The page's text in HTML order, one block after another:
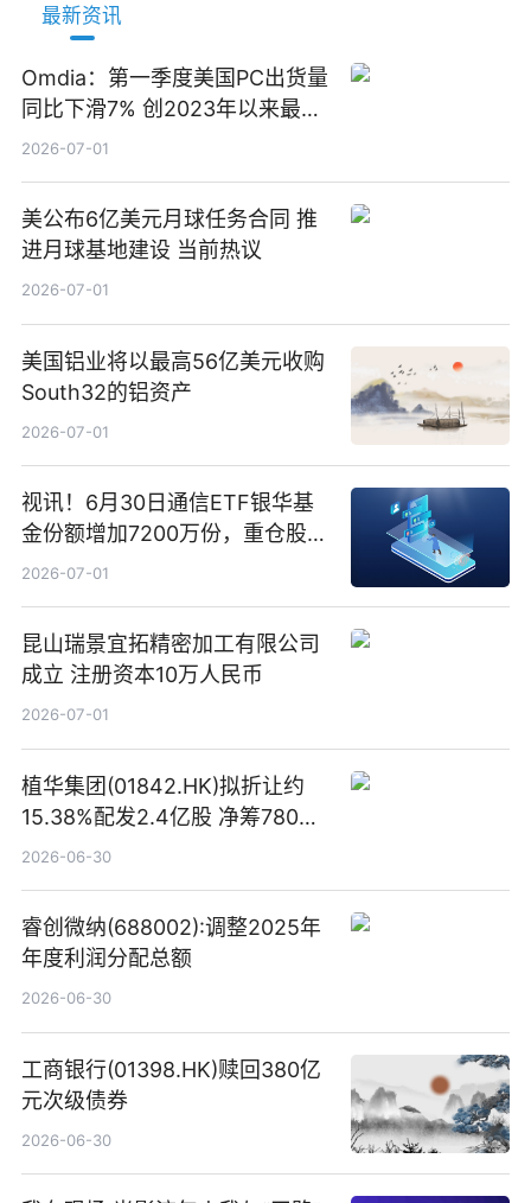
最新资讯
Omdia：第一季度美国PC出货量
同比下滑7% 创2023年以来最大
跌幅
2026-07-01
美公布6亿美元月球任务合同 推
进月球基地建设 当前热议
2026-07-01
美国铝业将以最高56亿美元收购
South32的铝资产
2026-07-01
视讯！6月30日通信ETF银华基
金份额增加7200万份，重仓股新
易盛、中际旭创、立讯精密
2026-07-01
昆山瑞景宜拓精密加工有限公司
成立 注册资本10万人民币
2026-07-01
植华集团(01842.HK)拟折让约
15.38%配发2.4亿股 净筹780万
港元
2026-06-30
睿创微纳(688002):调整2025年
年度利润分配总额
2026-06-30
工商银行(01398.HK)赎回380亿
元次级债券
2026-06-30